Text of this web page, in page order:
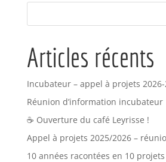
Articles récents
Incubateur – appel à projets
Réunion d’information incubateur
☕ Ouverture du café Leyrisse !
Appel à projets 2025/2026 –
10 années racontées en 10